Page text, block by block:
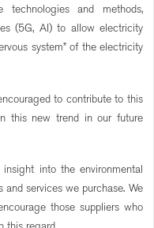
and methods,
(5G, AI) to allow electricity
system” of the electricity
to contribute to this
this new trend in our future
into the environmental
services we purchase. We
those suppliers who